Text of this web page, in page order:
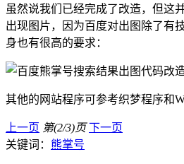
虽然说我们已经完成了改造，但这
出现图片，因为百度对出图除了有
身也有很高的要求：
其他的网站程序可参考织梦程序和
上一页 第(2/3)页 下一页
关键词： 熊掌号